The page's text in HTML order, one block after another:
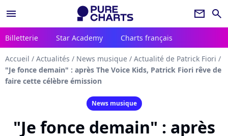
menu newsletter search
Billetterie Star Academy Charts français
Accueil / Actualités / News musique / Actualité de Patrick Fiori /
"Je fonce demain" : après The Voice Kids, Patrick Fiori rêve de
faire cette célèbre émission
News musique
"Je fonce demain" : après